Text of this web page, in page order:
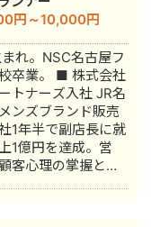
活かして独立し、
を設立。 ホームペ
■実績
運用 ・出張買取
など、好調
・StockSun営業
トルくん」、
告運用を担当。
手企業のWebマ
携わり、Web広告
。費用対効果を
円～10,000円
れ。NSC名古屋フ
株式会社
ナーズ入社 JR名
ンズブランド販売
1年半で副店長に就
1億円を達成。営
客心理の掌握と売